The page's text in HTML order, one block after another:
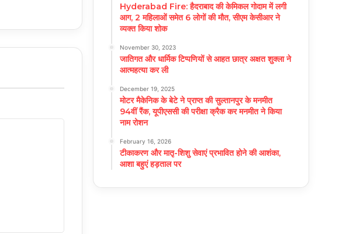
Hyderabad Fire: हैदराबाद की केमिकल गोदाम में लगी
आग, 2 महिलाओं समेत 6 लोगों की मौत, सीएम केसीआर ने
व्यक्त किया शोक
November 30, 2023
जातिगत और धार्मिक टिप्पणियों से आहत छात्र अक्षत शुक्ला ने
आत्महत्या कर ली
December 19, 2025
मोटर मैकेनिक के बेटे ने प्राप्त की सुल्तानपुर के मनमीत
94वीं रैंक, यूपीएससी की परीक्षा क्रैक कर मनमीत ने किया
नाम रोशन
February 16, 2026
टीकाकरण और मातृ-शिशु सेवाएं प्रभावित होने की आशंका,
आशा बहुएं हड़ताल पर